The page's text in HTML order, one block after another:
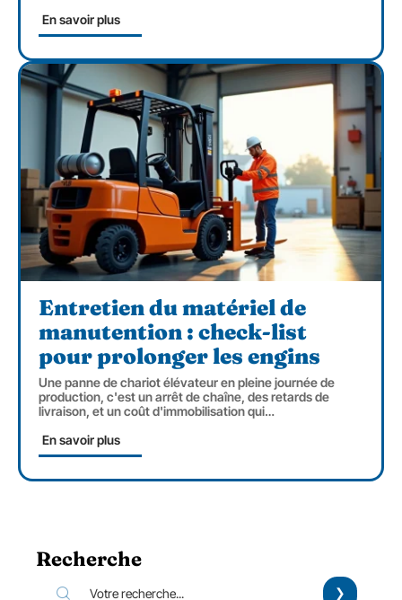
En savoir plus
Entretien du matériel de
manutention : check-list
pour prolonger les engins
Une panne de chariot élévateur en pleine journée de
production, c'est un arrêt de chaîne, des retards de
livraison, et un coût d'immobilisation qui…
En savoir plus
Recherche